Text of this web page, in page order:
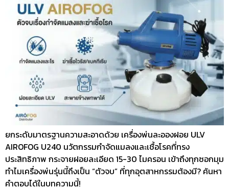
ยกระดับมาตรฐานความสะอาดด้วย เครื่องพ่นละอองฝอย ULV
AIROFOG U240 นวัตกรรมกำจัดแมลงและเชื้อโรคที่ทรง
ประสิทธิภาพ กระจายฝอยละเอียด 15-30 ไมครอน เข้าถึงทุกซอกมุม
ทำไมเครื่องพ่นรุ่นนี้ถึงเป็น “ตัวจบ” ที่ทุกอุตสาหกรรมต้องมี? ค้นหา
คำตอบได้ในบทความนี้!